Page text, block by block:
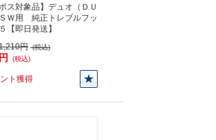
ポス対象品】デュオ（ＤＵ
Ｗ用 純正トレブルフッ
即日発送】
円 (税込)
(税込)
ト獲得